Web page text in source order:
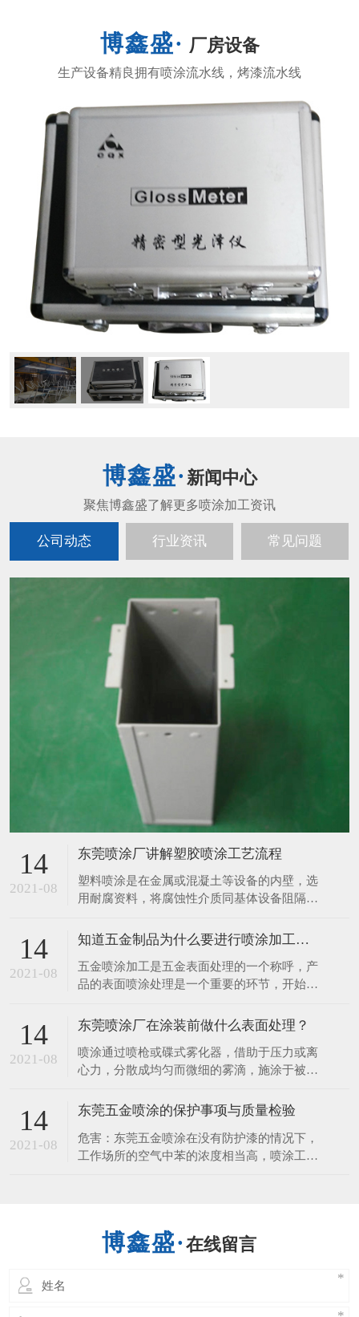
厂房设备
新闻中心
公司动态 行业资讯 常见问题
14
2021-08
东莞喷涂厂讲解塑胶喷涂工艺流程
塑料喷涂是在金属或混凝土等设备的内壁，选
用耐腐资料，将腐蚀性介质同基体设备阻隔，
料资料不同分胶泥防腐布料、砖板防腐布料、
橡胶防腐布料、塑料防腐布料、玻璃钢防腐布
料几大类，塑料喷涂多用于化工设备的防腐
蚀。​下面，一起来听听东莞喷涂厂讲解塑胶喷
14
2021-08
知道五金制品为什么要进行喷涂加工吗？
五金喷涂加工是五金表面处理的一个称呼，产
品的表面喷涂处理是一个重要的环节，开始想
护到产品，使产品不易生锈、耐 磨、使用时
间长等，接下来由五金喷涂厂来给您讲讲五金
表面喷涂的性能和作用。 1、保护的作用 涂层
可以保护好金属、五金、钢材、
14
2021-08
东莞喷涂厂在涂装前做什么表面处理？
喷涂通过喷枪或碟式雾化器，借助于压力或离
心力，分散成均匀而微细的雾滴，施涂于被涂
气喷涂、静电喷涂以及上述基本喷涂形式的各
喷涂、自动喷涂、多组喷涂等。 东莞喷涂厂
说表面处理是在基体材料表面上人工形成
14
2021-08
东莞五金喷涂的保护事项与质量检验
危害：东莞五金喷涂在没有防护漆的情况下，
工作场所的空气中苯的浓度相当高，喷涂工人
喷涂，能溶解脂肪的皮肤，造成皮肤干燥，发
在线留言